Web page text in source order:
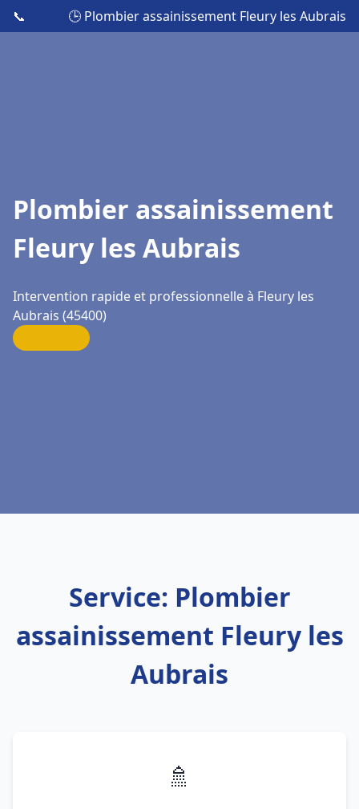
📞 🕒 Plombier assainissement Fleury les Aubrais
Plombier assainissement
Fleury les Aubrais
Intervention rapide et professionnelle à Fleury les
Aubrais (45400)
Service: Plombier
assainissement Fleury les
Aubrais
🚿